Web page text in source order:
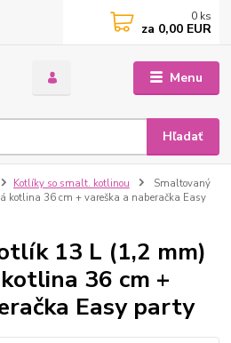
Menu
Hľadať
0 ks
za 0,00 EUR
Kotlíky so smalt. kotlinou
Smaltovaný
kotlina 36 cm + vareška a naberačka Easy
13 L (1,2 mm)
36 cm +
Easy party